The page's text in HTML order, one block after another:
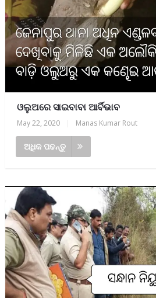
ଓଲୁଅରେ ସାଇବାବା ଆର୍ବିଭାବ
May 22, 2020 Manas Kumar Rout
ଅଧିକ ପଢନ୍ତୁ